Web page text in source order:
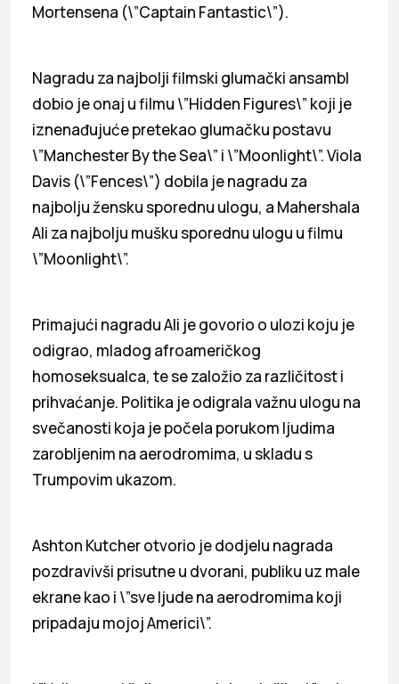
Mortensena (\”Captain Fantastic\”).
Nagradu za najbolji filmski glumački ansambl
dobio je onaj u filmu \”Hidden Figures\” koji je
iznenađujuće pretekao glumačku postavu
\”Manchester By the Sea\” i \”Moonlight\”. Viola
Davis (\”Fences\”) dobila je nagradu za
najbolju žensku sporednu ulogu, a Mahershala
Ali za najbolju mušku sporednu ulogu u filmu
\”Moonlight\”.
Primajući nagradu Ali je govorio o ulozi koju je
odigrao, mladog afroameričkog
homoseksualca, te se založio za različitost i
prihvaćanje. Politika je odigrala važnu ulogu na
svečanosti koja je počela porukom ljudima
zarobljenim na aerodromima, u skladu s
Trumpovim ukazom.
Ashton Kutcher otvorio je dodjelu nagrada
pozdravivši prisutne u dvorani, publiku uz male
ekrane kao i \”sve ljude na aerodromima koji
pripadaju mojoj Americi\”.